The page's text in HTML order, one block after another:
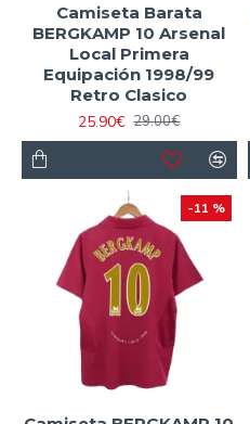
Camiseta Barata
BERGKAMP 10 Arsenal
Local Primera
Equipación 1998/99
Retro Clasico
25.90€ 29.00€
-11 %